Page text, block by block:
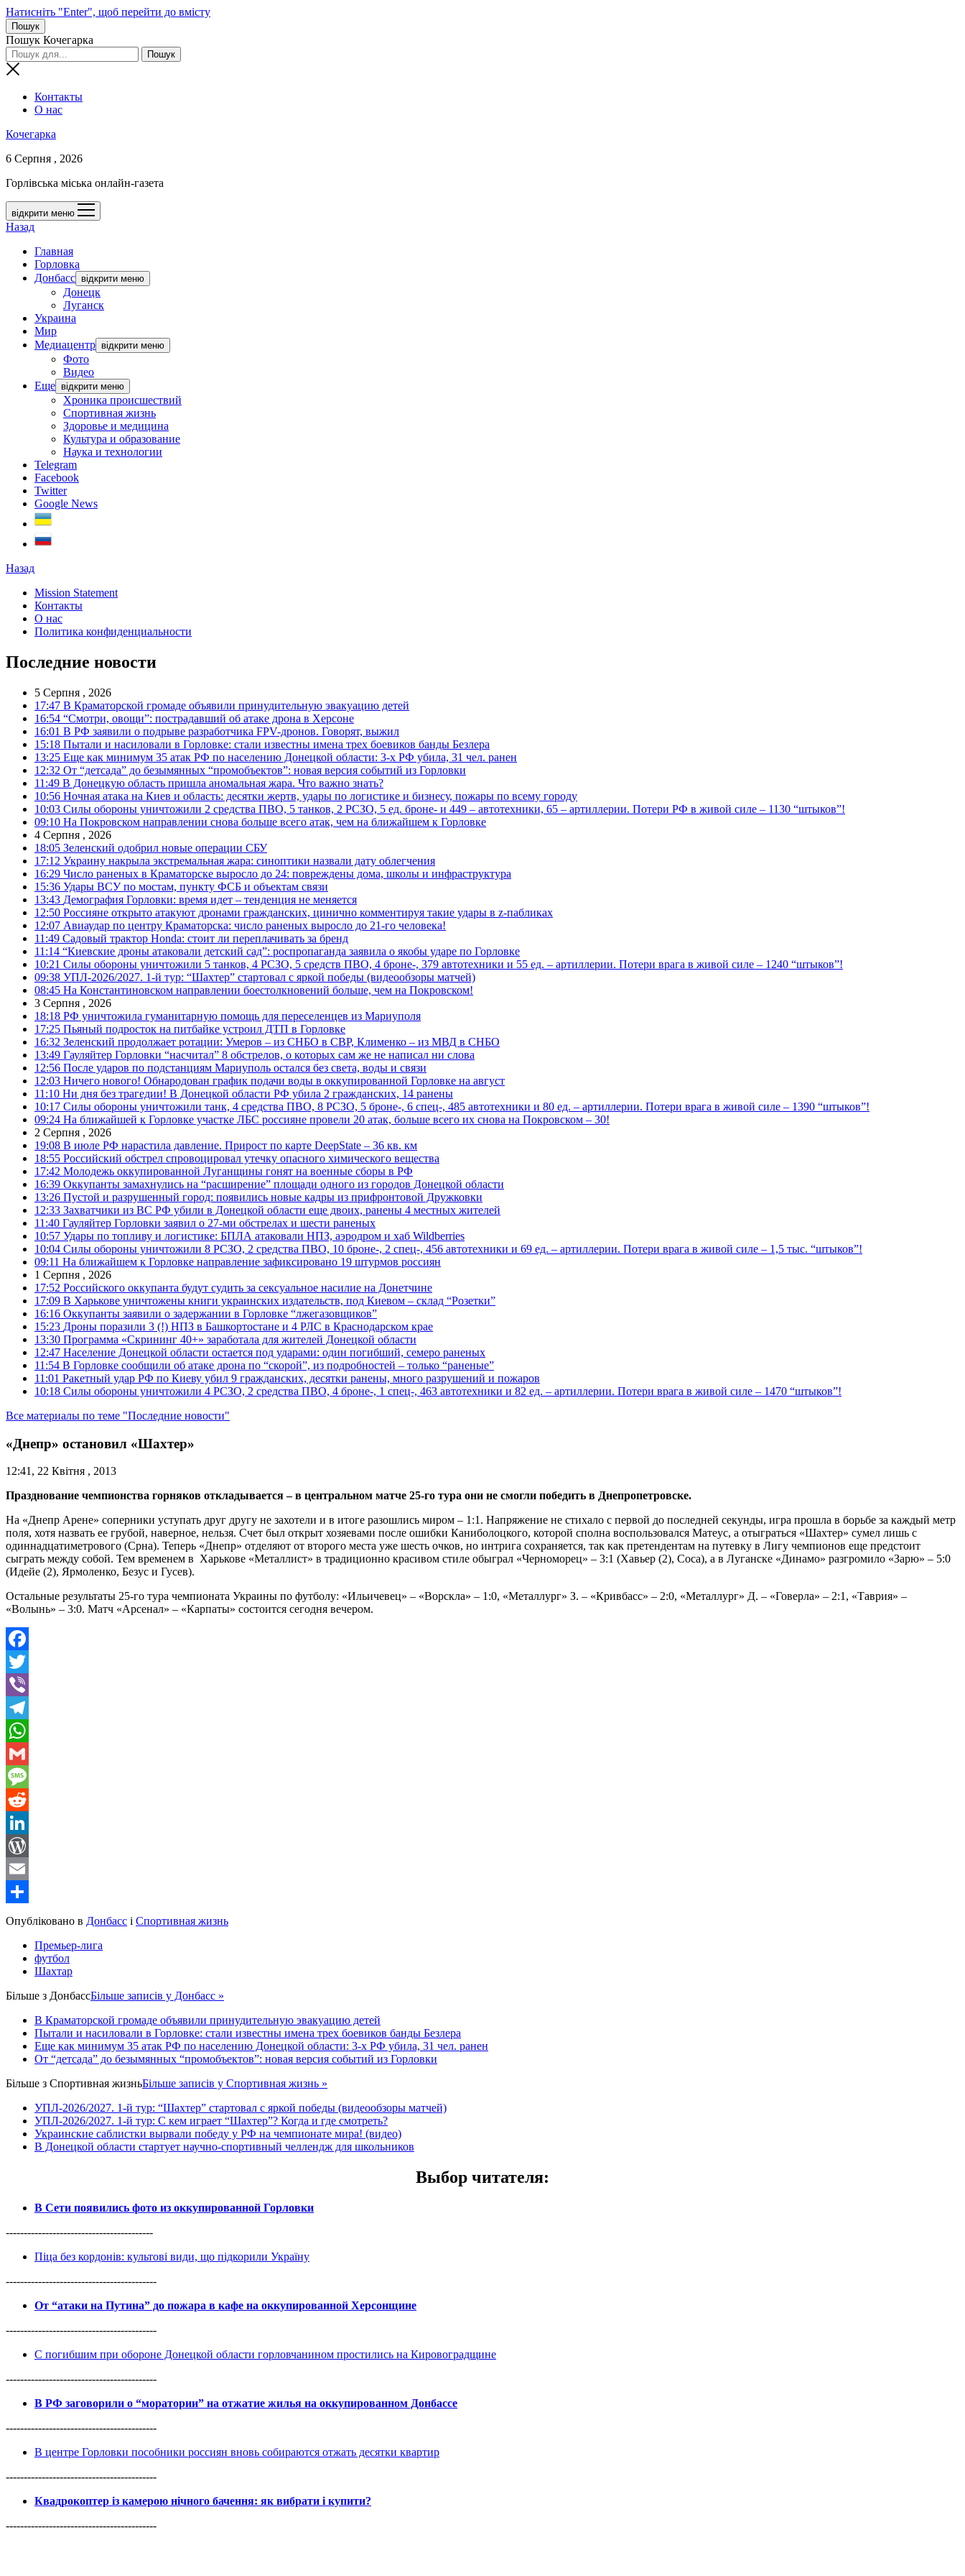
Натисніть "Enter", щоб перейти до вмісту
Пошук
Пошук Кочегарка
Контакты
О нас
Кочегарка
6 Серпня , 2026
Горлівська міська онлайн-газета
відкрити меню
Назад
Главная
Горловка
Донбасс відкрити меню
Донецк
Луганск
Украина
Мир
Медиацентр відкрити меню
Фото
Видео
Еще відкрити меню
Хроника происшествий
Спортивная жизнь
Здоровье и медицина
Культура и образование
Наука и технологии
Telegram
Facebook
Twitter
Google News
Назад
Mission Statement
Контакты
О нас
Политика конфиденциальности
Последние новости
5 Серпня , 2026
17:47 В Краматорской громаде объявили принудительную эвакуацию детей
16:54 “Смотри, овощи”: пострадавший об атаке дрона в Херсоне
16:01 В РФ заявили о подрыве разработчика FPV-дронов. Говорят, выжил
15:18 Пытали и насиловали в Горловке: стали известны имена трех боевиков банды Безлера
13:25 Еще как минимум 35 атак РФ по населению Донецкой области: 3-х РФ убила, 31 чел. ранен
12:32 От “детсада” до безымянных “промобъектов”: новая версия событий из Горловки
11:49 В Донецкую область пришла аномальная жара. Что важно знать?
10:56 Ночная атака на Киев и область: десятки жертв, удары по логистике и бизнесу, пожары по всему городу
10:03 Силы обороны уничтожили 2 средства ПВО, 5 танков, 2 РСЗО, 5 ед. броне- и 449 – автотехники, 65 – артиллерии. Потери РФ в живой силе – 1130 “штыков”!
09:10 На Покровском направлении снова больше всего атак, чем на ближайшем к Горловке
4 Серпня , 2026
18:05 Зеленский одобрил новые операции СБУ
17:12 Украину накрыла экстремальная жара: синоптики назвали дату облегчения
16:29 Число раненых в Краматорске выросло до 24: повреждены дома, школы и инфраструктура
15:36 Удары ВСУ по мостам, пункту ФСБ и объектам связи
13:43 Демография Горловки: время идет – тенденция не меняется
12:50 Россияне открыто атакуют дронами гражданских, цинично комментируя такие удары в z-пабликах
12:07 Авиаудар по центру Краматорска: число раненых выросло до 21-го человека!
11:49 Садовый трактор Honda: стоит ли переплачивать за бренд
11:14 “Киевские дроны атаковали детский сад”: роспропаганда заявила о якобы ударе по Горловке
10:21 Силы обороны уничтожили 5 танков, 4 РСЗО, 5 средств ПВО, 4 броне-, 379 автотехники и 55 ед. – артиллерии. Потери врага в живой силе – 1240 “штыков”!
09:38 УПЛ-2026/2027. 1-й тур: “Шахтер” стартовал с яркой победы (видеообзоры матчей)
08:45 На Константиновском направлении боестолкновений больше, чем на Покровском!
3 Серпня , 2026
18:18 РФ уничтожила гуманитарную помощь для переселенцев из Мариуполя
17:25 Пьяный подросток на питбайке устроил ДТП в Горловке
16:32 Зеленский продолжает ротации: Умеров – из СНБО в СВР, Клименко – из МВД в СНБО
13:49 Гауляйтер Горловки “насчитал” 8 обстрелов, о которых сам же не написал ни слова
12:56 После ударов по подстанциям Мариуполь остался без света, воды и связи
12:03 Ничего нового! Обнародован график подачи воды в оккупированной Горловке на август
11:10 Ни дня без трагедии! В Донецкой области РФ убила 2 гражданских, 14 ранены
10:17 Силы обороны уничтожили танк, 4 средства ПВО, 8 РСЗО, 5 броне-, 6 спец-, 485 автотехники и 80 ед. – артиллерии. Потери врага в живой силе – 1390 “штыков”!
09:24 На ближайшей к Горловке участке ЛБС россияне провели 20 атак, больше всего их снова на Покровском – 30!
2 Серпня , 2026
19:08 В июле РФ нарастила давление. Прирост по карте DeepState – 36 кв. км
18:55 Российский обстрел спровоцировал утечку опасного химического вещества
17:42 Молодежь оккупированной Луганщины гонят на военные сборы в РФ
16:39 Оккупанты замахнулись на “расширение” площади одного из городов Донецкой области
13:26 Пустой и разрушенный город: появились новые кадры из прифронтовой Дружковки
12:33 Захватчики из ВС РФ убили в Донецкой области еще двоих, ранены 4 местных жителей
11:40 Гауляйтер Горловки заявил о 27-ми обстрелах и шести раненых
10:57 Удары по топливу и логистике: БПЛА атаковали НПЗ, аэродром и хаб Wildberries
10:04 Силы обороны уничтожили 8 РСЗО, 2 средства ПВО, 10 броне-, 2 спец-, 456 автотехники и 69 ед. – артиллерии. Потери врага в живой силе – 1,5 тыс. “штыков”!
09:11 На ближайшем к Горловке направление зафиксировано 19 штурмов россиян
1 Серпня , 2026
17:52 Российского оккупанта будут судить за сексуальное насилие на Донетчине
17:09 В Харькове уничтожены книги украинских издательств, под Киевом – склад “Розетки”
16:16 Оккупанты заявили о задержании в Горловке “лжегазовщиков”
15:23 Дроны поразили 3 (!) НПЗ в Башкортостане и 4 РЛС в Краснодарском крае
13:30 Программа «Скрининг 40+» заработала для жителей Донецкой области
12:47 Население Донецкой области остается под ударами: один погибший, семеро раненых
11:54 В Горловке сообщили об атаке дрона по “скорой”, из подробностей – только “раненые”
11:01 Ракетный удар РФ по Киеву убил 9 гражданских, десятки ранены, много разрушений и пожаров
10:18 Силы обороны уничтожили 4 РСЗО, 2 средства ПВО, 4 броне-, 1 спец-, 463 автотехники и 82 ед. – артиллерии. Потери врага в живой силе – 1470 “штыков”!
Все материалы по теме "Последние новости"
«Днепр» остановил «Шахтер»
12:41, 22 Квітня , 2013
Празднование чемпионства горняков откладывается – в центральном матче 25-го тура они не смогли победить в Днепропетровске.
На «Днепр Арене» соперники уступать друг другу не захотели и в итоге разошлись миром – 1:1. Напряжение не стихало с первой до последней секунды, игра прошла в борьбе за каждый метр
поля, хотя назвать ее грубой, наверное, нельзя. Счет был открыт хозяевами после ошибки Каниболоцкого, которой сполна воспользовался Матеус, а отыграться «Шахтер» сумел лишь с
одиннадцатиметрового (Срна). Теперь «Днепр» отделяют от второго места уже шесть очков, но интрига сохраняется, так как претендентам на путевку в Лигу чемпионов еще предстоит
сыграть между собой. Тем временем в Харькове «Металлист» в традиционно красивом стиле обыграл «Черноморец» – 3:1 (Хавьер (2), Соса), а в Луганске «Динамо» разгромило «Зарю» – 5:0
(Идейе (2), Ярмоленко, Безус и Гусев).
Остальные результаты 25-го тура чемпионата Украины по футболу: «Ильичевец» – «Ворскла» – 1:0, «Металлург» З. – «Кривбасс» – 2:0, «Металлург» Д. – «Говерла» – 2:1, «Таврия» –
«Волынь» – 3:0. Матч «Арсенал» – «Карпаты» состоится сегодня вечером.
Facebook
Twitter
Viber
Telegram
WhatsApp
Gmail
Message
Reddit
LinkedIn
WordPress
Email
Share
Опубліковано в Донбасс і Спортивная жизнь
Премьер-лига
футбол
Шахтар
Більше з ДонбассБільше записів у Донбасс »
В Краматорской громаде объявили принудительную эвакуацию детей
Пытали и насиловали в Горловке: стали известны имена трех боевиков банды Безлера
Еще как минимум 35 атак РФ по населению Донецкой области: 3-х РФ убила, 31 чел. ранен
От “детсада” до безымянных “промобъектов”: новая версия событий из Горловки
Більше з Спортивная жизньБільше записів у Спортивная жизнь »
УПЛ-2026/2027. 1-й тур: “Шахтер” стартовал с яркой победы (видеообзоры матчей)
УПЛ-2026/2027. 1-й тур: С кем играет “Шахтер”? Когда и где смотреть?
Украинские саблистки вырвали победу у РФ на чемпионате мира! (видео)
В Донецкой области стартует научно-спортивный челлендж для школьников
Выбор читателя:
В Сети появились фото из оккупированной Горловки
-----------------------------------------
Піца без кордонів: культові види, що підкорили Україну
------------------------------------------
От “атаки на Путина” до пожара в кафе на оккупированной Херсонщине
------------------------------------------
С погибшим при обороне Донецкой области горловчанином простились на Кировоградщине
------------------------------------------
В РФ заговорили о “моратории” на отжатие жилья на оккупированном Донбассе
------------------------------------------
В центре Горловки пособники россиян вновь собираются отжать десятки квартир
------------------------------------------
Квадрокоптер із камерою нічного бачення: як вибрати і купити?
------------------------------------------